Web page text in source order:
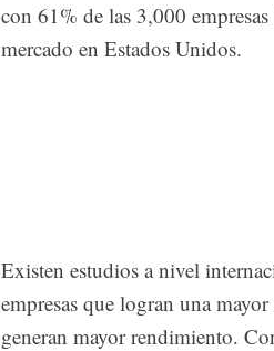
con 61% de las 3,000
mercado en Estados Unidos.
Existen estudios a nivel
empresas que logran una
generan mayor rendimiento.